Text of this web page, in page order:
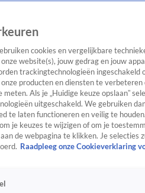
cookies en vergelijkbare
website(s), jouw gedrag en jouw
trackingtechnologieën ingeschakeld
producten en diensten te
Als je „Huidige keuze opslaan”
uitgeschakeld. We gebruiken
te laten functioneren en veilig te
je keuzes te wijzigen of om je
de webpagina te klikken. Je selecties
Raadpleeg onze Cookieverklaring